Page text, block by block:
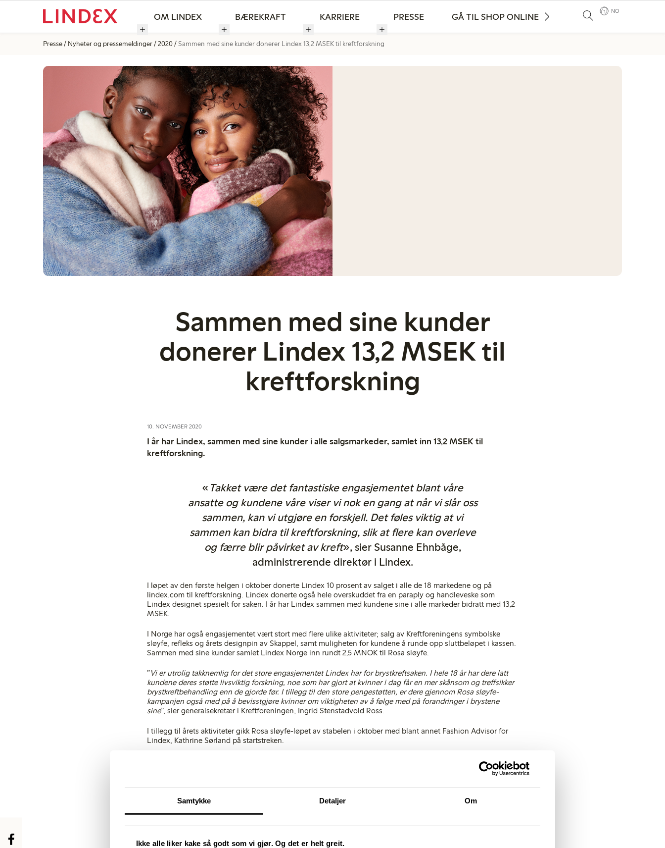
Samtykke Detaljer Om
Ikke alle liker kake så godt som vi gjør. Og det er helt greit.
OM LINDEX BÆREKRAFT KARRIERE PRESSE GÅ TIL SHOP ONLINE
NO
Presse Nyheter og pressemeldinger 2020 Sammen med sine kunder donerer Lindex 13,2 MSEK til kreftforskning
Sammen med sine kunder
donerer Lindex 13,2 MSEK til
kreftforskning
10. NOVEMBER 2020
I år har Lindex, sammen med sine kunder i alle salgsmarkeder, samlet inn 13,2 MSEK til
kreftforskning.
«Takket være det fantastiske engasjementet blant våre
ansatte og kundene våre viser vi nok en gang at når vi slår oss
sammen, kan vi utgjøre en forskjell. Det føles viktig at vi
sammen kan bidra til kreftforskning, slik at flere kan overleve
og færre blir påvirket av kreft», sier Susanne Ehnbåge,
administrerende direktør i Lindex.
I løpet av den første helgen i oktober donerte Lindex 10 prosent av salget i alle de 18 markedene og på
lindex.com til kreftforskning. Lindex donerte også hele overskuddet fra en paraply og handleveske som
Lindex designet spesielt for saken. I år har Lindex sammen med kundene sine i alle markeder bidratt med 13,2
MSEK.
I Norge har også engasjementet vært stort med flere ulike aktiviteter; salg av Kreftforeningens symbolske
sløyfe, refleks og årets designpin av Skappel, samt muligheten for kundene å runde opp sluttbeløpet i kassen.
Sammen med sine kunder samlet Lindex Norge inn rundt 2,5 MNOK til Rosa sløyfe.
”Vi er utrolig takknemlig for det store engasjementet Lindex har for brystkreftsaken. I hele 18 år har dere latt
kundene deres støtte livsviktig forskning, noe som har gjort at kvinner i dag får en mer skånsom og treffsikker
brystkreftbehandling enn de gjorde før. I tillegg til den store pengestøtten, er dere gjennom Rosa sløyfe-
kampanjen også med på å bevisstgjøre kvinner om viktigheten av å følge med på forandringer i brystene
sine”, sier generalsekretær i Kreftforeningen, Ingrid Stenstadvold Ross.
I tillegg til årets aktiviteter gikk Rosa sløyfe-løpet av stabelen i oktober med blant annet Fashion Advisor for
Lindex, Kathrine Sørland på startstreken.
Jeg er utrolig stolt over å få jobbe sammen med Lindex som i flere år har vært en av hovedsponsorene til
Rosa Sløyfe. Gjennom årene har det blitt samlet inn millioner av kroner til Rosa sløyfe. Brystkreft rammer
utrolig mange, deriblant min mormor og flere jeg kjenner. Det å stå sammen i kampen mot brystkreft i årets
viktigste løp er noe jeg setter pris på å kunne få være med på», sier Kathrine Sørland, Fashion Advisor i
samarbeid med Kreftforeningen. Lindex har siden 2003 dedikert oktober til å bidra til kreftforskning, et
forskningsfelt som gjør fremskritt hvert år, takket være donasjoner fra selskaper og enkeltpersoner.